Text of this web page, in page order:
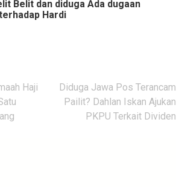
Belit dan diduga Ada dugaan
Hardi
Haji
Diduga Jawa Pos Terancam
Pailit? Dahlan Iskan Ajukan
PKPU Terkait Dividen